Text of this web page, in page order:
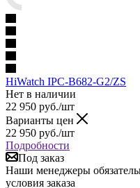
HiWatch IPC-B682-G2/ZS
Нет в наличии
22 950 руб./шт
Варианты цен
22 950 руб./шт
Подробности
Под заказ
Наши менеджеры
условия заказа